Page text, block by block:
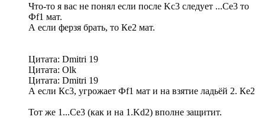
Что-то я вас не понял если после Kc3 следует ...Се3 то
Фf1 мат.
А если ферзя брать, то Кe2 мат.
Цитата: Dmitri 19
Цитата: Olk
Цитата: Dmitri 19
А если Кс3, угрожает Фf1 мат и на взятие ладьёй 2. Кe2
Тот же 1...Сe3 (как и на 1.Kd2) вполне защитит.